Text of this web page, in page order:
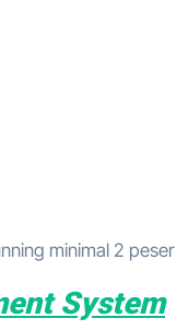
minimal 2
System